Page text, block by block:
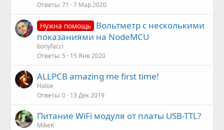
Ответы 71 7 Мар 2020
Нужна помощь Вольтметр с несколькими
показаниями на NodeMCU
bonyfacci
Ответы 5 15 Янв 2020
ALLPCB amazing me first time!
Haloe
Ответы 0 13 Дек 2019
Питание WiFi модуля от платы USB-TTL?
MikeK